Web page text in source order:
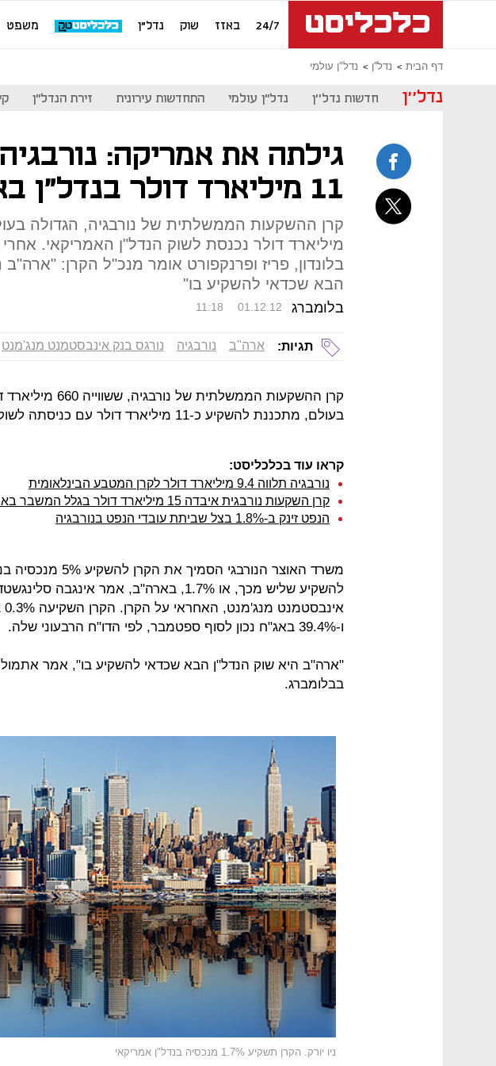
24/7 באזז שוק נדל"ן משפט
דף הבית נדל''ן נדל"ן עולמי
נדל''ן חדשות נדל''ן נדל"ן עולמי התחדשות עירונית זירת הנדל"ן
גילתה את אמריקה:
11 מיליארד דולר בנדל"ן בארה"ב
מיליארד דולר נכנסת לשוק הנדל"ן האמריקאי.
בלונדון, פריז ופרנקפורט אומר מנכ"ל הקרן: "ארה"ב
הבא שכדאי להשקיע בו"
בלומברג 11:18 01.12.12
תגיות: ארה"ב נורבגיה נורגס בנק אינבסטמנט מנג'מנט
קרן ההשקעות הממשלתית
בעולם, מתכננת להשקיע כ-11 מיליארד דולר עם כניסתה לשוק הנדל"ן בארה"ב.
קראו עוד בכלכליסט:
נורבגיה תלווה 9.4 מיליארד דולר לקרן המטבע הבינלאומית
קרן השקעות נורבגית איבדה 15 מיליארד דולר בגלל המשבר באירופה
הנפט זינק ב-1.8% בצל שביתת עובדי הנפט בנורבגיה
משרד האוצר הנורבגי
להשקיע שליש מכך, או 1.7%, בארה"ב, אמר
ו-39.4% באג"ח נכון לסוף ספטמבר, לפי הדו"ח הרבעוני שלה.
"ארה"ב היא שוק הנדל"ן הבא שכדאי להשקיע בו", אמר אתמול
בבלומברג.
ניו יורק. הקרן תשקיע 1.7% מנכסיה בנדל"ן אמריקאי